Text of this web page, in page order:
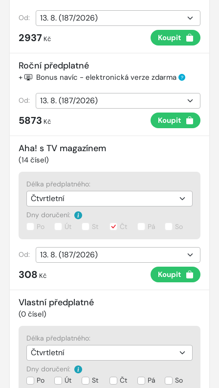
Od:
2937 Kč Koupit
Roční předplatné
+ Bonus navíc - elektronická verze zdarma ?
Od:
5873 Kč Koupit
Aha! s TV magazínem
(14 čísel)
Délka předplatného:
Dny doručení:
Po
Út St Čt Pá So
Od:
308 Kč Koupit
Vlastní předplatné
(0 čísel)
Délka předplatného:
Dny doručení:
Po
Út St Čt Pá So